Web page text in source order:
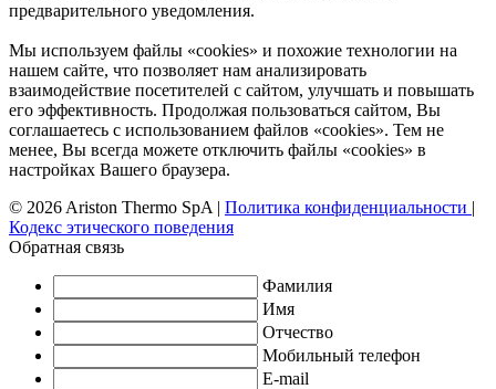
предварительного уведомления.
Мы используем файлы «cookies» и похожие технологии на
нашем сайте, что позволяет нам анализировать
взаимодействие посетителей с сайтом, улучшать и повышать
его эффективность. Продолжая пользоваться сайтом, Вы
соглашаетесь с использованием файлов «cookies». Тем не
менее, Вы всегда можете отключить файлы «cookies» в
настройках Вашего браузера.
© 2026 Ariston Thermo SpA | Политика конфиденциальности |
Кодекс этического поведения
Обратная связь
Фамилия
Имя
Отчество
Мобильный телефон
E-mail